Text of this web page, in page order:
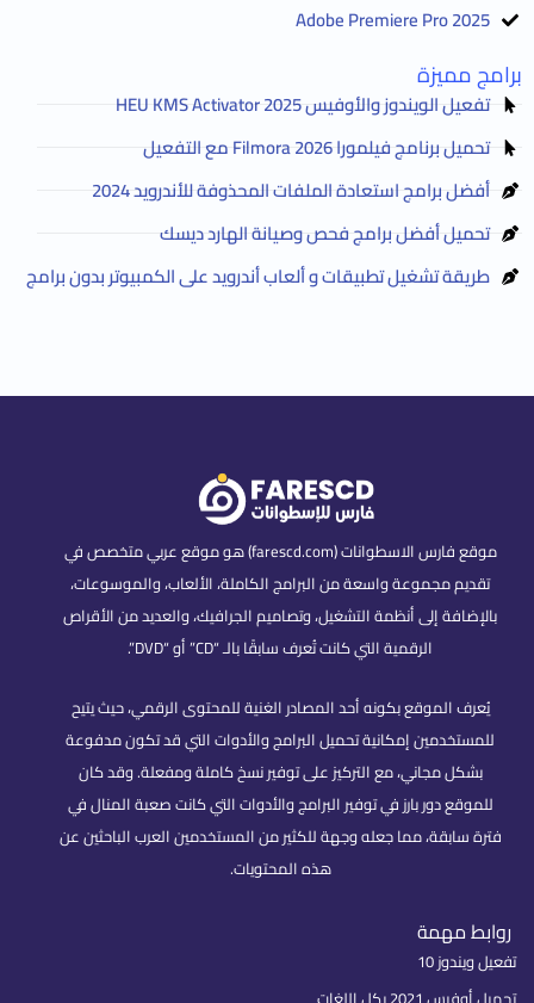
Adobe Premiere Pro 2025
برامج مميزة
تفعيل الويندوز والأوفيس HEU KMS Activator 2025
تحميل برنامج فيلمورا Filmora 2026 مع التفعيل
أفضل برامج استعادة الملفات المحذوفة للأندرويد 2024
تحميل أفضل برامج فحص وصيانة الهارد ديسك
طريقة تشغيل تطبيقات و ألعاب أندرويد على الكمبيوتر بدون برامج
موقع فارس الاسطوانات (farescd.com) هو موقع عربي متخصص في
تقديم مجموعة واسعة من البرامج الكاملة، الألعاب، والموسوعات،
بالإضافة إلى أنظمة التشغيل، وتصاميم الجرافيك، والعديد من الأقراص
الرقمية التي كانت تُعرف سابقًا بالـ “CD” أو “DVD”.
يُعرف الموقع بكونه أحد المصادر الغنية للمحتوى الرقمي، حيث يتيح
للمستخدمين إمكانية تحميل البرامج والأدوات التي قد تكون مدفوعة
بشكل مجاني، مع التركيز على توفير نسخ كاملة ومفعلة. وقد كان
للموقع دور بارز في توفير البرامج والأدوات التي كانت صعبة المنال في
فترة سابقة، مما جعله وجهة للكثير من المستخدمين العرب الباحثين عن
هذه المحتويات.
روابط مهمة
تفعيل ويندوز 10